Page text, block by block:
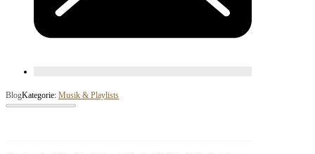
BlogKategorie: Musik & Playlists